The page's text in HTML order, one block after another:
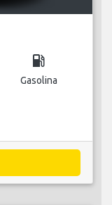
local_gas_station
Gasolina